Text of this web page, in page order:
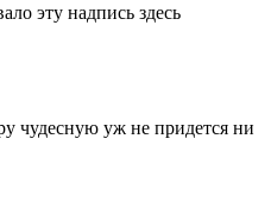
эту надпись здесь
чудесную уж не придется ни